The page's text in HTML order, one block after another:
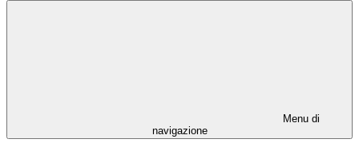
Menu di
navigazione